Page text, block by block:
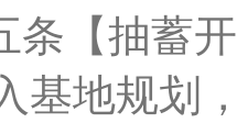
条 【抽蓄
基地规划